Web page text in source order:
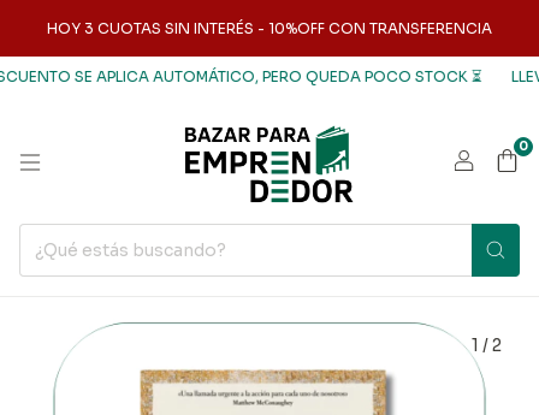
HOY 3 CUOTAS SIN INTERÉS - 10%OFF CON TRANSFERENCIA
SE APLICA AUTOMÁTICO, PERO QUEDA POCO STOCK ⏳
0
1 /2